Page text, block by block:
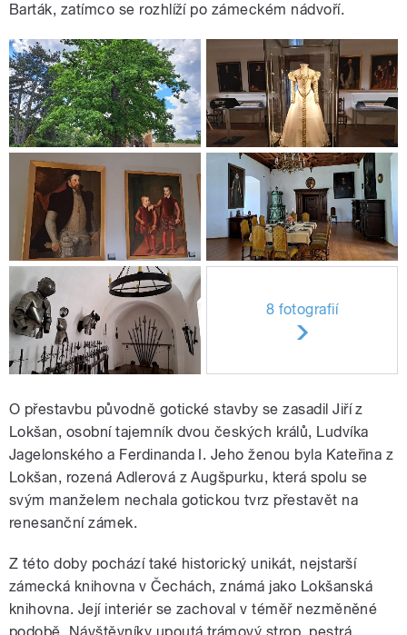
Barták, zatímco se rozhlíží po zámeckém nádvoří.
8 fotografií
O přestavbu původně gotické stavby se zasadil Jiří z
Lokšan, osobní tajemník dvou českých králů, Ludvíka
Jagelonského a Ferdinanda I. Jeho ženou byla Kateřina z
Lokšan, rozená Adlerová z Augšpurku, která spolu se
svým manželem nechala gotickou tvrz přestavět na
renesanční zámek.
Z této doby pochází také historický unikát, nejstarší
zámecká knihovna v Čechách, známá jako Lokšanská
knihovna. Její interiér se zachoval v téměř nezměněné